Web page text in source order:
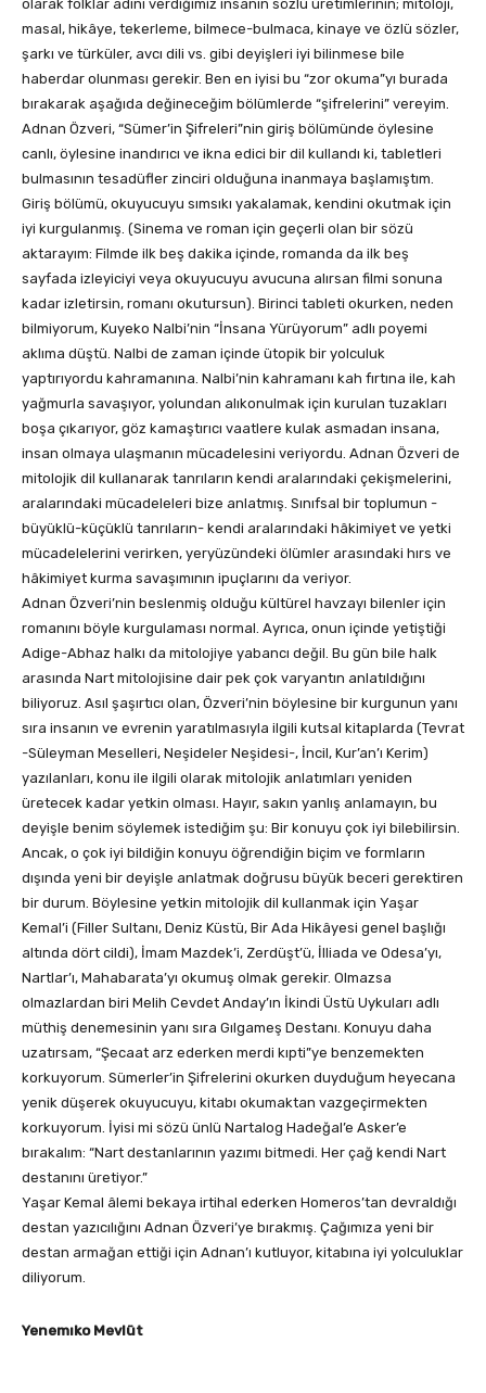
olarak folklar adını verdiğimiz insanın sözlü üretimlerinin; mitoloji,
masal, hikâye, tekerleme, bilmece-bulmaca, kinaye ve özlü sözler,
şarkı ve türküler, avcı dili vs. gibi deyişleri iyi bilinmese bile
haberdar olunması gerekir. Ben en iyisi bu “zor okuma”yı burada
bırakarak aşağıda değineceğim bölümlerde “şifrelerini” vereyim.
Adnan Özveri, “Sümer’in Şifreleri”nin giriş bölümünde öylesine
canlı, öylesine inandırıcı ve ikna edici bir dil kullandı ki, tabletleri
bulmasının tesadüfler zinciri olduğuna inanmaya başlamıştım.
Giriş bölümü, okuyucuyu sımsıkı yakalamak, kendini okutmak için
iyi kurgulanmış. (Sinema ve roman için geçerli olan bir sözü
aktarayım: Filmde ilk beş dakika içinde, romanda da ilk beş
sayfada izleyiciyi veya okuyucuyu avucuna alırsan filmi sonuna
kadar izletirsin, romanı okutursun). Birinci tableti okurken, neden
bilmiyorum, Kuyeko Nalbi’nin “İnsana Yürüyorum” adlı poyemi
aklıma düştü. Nalbi de zaman içinde ütopik bir yolculuk
yaptırıyordu kahramanına. Nalbi’nin kahramanı kah fırtına ile, kah
yağmurla savaşıyor, yolundan alıkonulmak için kurulan tuzakları
boşa çıkarıyor, göz kamaştırıcı vaatlere kulak asmadan insana,
insan olmaya ulaşmanın mücadelesini veriyordu. Adnan Özveri de
mitolojik dil kullanarak tanrıların kendi aralarındaki çekişmelerini,
aralarındaki mücadeleleri bize anlatmış. Sınıfsal bir toplumun -
büyüklü-küçüklü tanrıların- kendi aralarındaki hâkimiyet ve yetki
mücadelelerini verirken, yeryüzündeki ölümler arasındaki hırs ve
hâkimiyet kurma savaşımının ipuçlarını da veriyor.
Adnan Özveri’nin beslenmiş olduğu kültürel havzayı bilenler için
romanını böyle kurgulaması normal. Ayrıca, onun içinde yetiştiği
Adige-Abhaz halkı da mitolojiye yabancı değil. Bu gün bile halk
arasında Nart mitolojisine dair pek çok varyantın anlatıldığını
biliyoruz. Asıl şaşırtıcı olan, Özveri’nin böylesine bir kurgunun yanı
sıra insanın ve evrenin yaratılmasıyla ilgili kutsal kitaplarda (Tevrat
-Süleyman Meselleri, Neşideler Neşidesi-, İncil, Kur’an’ı Kerim)
yazılanları, konu ile ilgili olarak mitolojik anlatımları yeniden
üretecek kadar yetkin olması. Hayır, sakın yanlış anlamayın, bu
deyişle benim söylemek istediğim şu: Bir konuyu çok iyi bilebilirsin.
Ancak, o çok iyi bildiğin konuyu öğrendiğin biçim ve formların
dışında yeni bir deyişle anlatmak doğrusu büyük beceri gerektiren
bir durum. Böylesine yetkin mitolojik dil kullanmak için Yaşar
Kemal’i (Filler Sultanı, Deniz Küstü, Bir Ada Hikâyesi genel başlığı
altında dört cildi), İmam Mazdek’i, Zerdüşt’ü, İlliada ve Odesa’yı,
Nartlar’ı, Mahabarata’yı okumuş olmak gerekir. Olmazsa
olmazlardan biri Melih Cevdet Anday’ın İkindi Üstü Uykuları adlı
müthiş denemesinin yanı sıra Gılgameş Destanı. Konuyu daha
uzatırsam, “Şecaat arz ederken merdi kıpti”ye benzemekten
korkuyorum. Sümerler’in Şifrelerini okurken duyduğum heyecana
yenik düşerek okuyucuyu, kitabı okumaktan vazgeçirmekten
korkuyorum. İyisi mi sözü ünlü Nartalog Hadeğal’e Asker’e
bırakalım: “Nart destanlarının yazımı bitmedi. Her çağ kendi Nart
destanını üretiyor.”
Yaşar Kemal âlemi bekaya irtihal ederken Homeros’tan devraldığı
destan yazıcılığını Adnan Özveri’ye bırakmış. Çağımıza yeni bir
destan armağan ettiği için Adnan’ı kutluyor, kitabına iyi yolculuklar
diliyorum.
Yenemıko Mevlüt